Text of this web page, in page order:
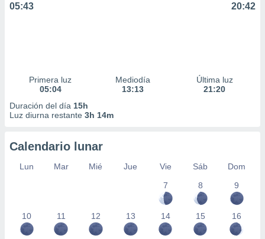
05:43 20:42
Primera luz
05:04
Mediodía
13:13
Última luz
21:20
Duración del día 15h
Luz diurna restante 3h 14m
Calendario lunar
Lun Mar Mié Jue Vie Sáb
Dom
7
8 9
10 11 12 13 14 15 16